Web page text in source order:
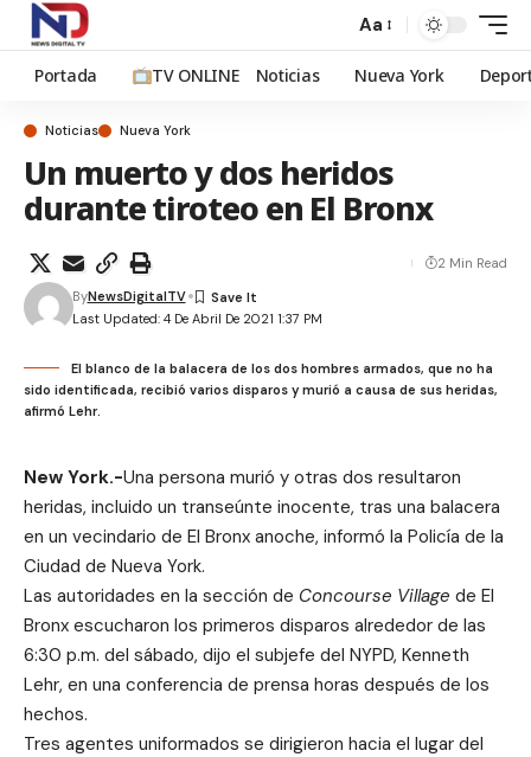
Aa
Portada TV ONLINE Noticias Nueva York
Noticias Nueva York
Un muerto y dos heridos
durante tiroteo en El Bronx
Last Updated: 4 De Abril De 2021 1:37 PM
ByNewsDigitalTV
2 Min Read
El blanco de la balacera de los dos hombres armados, que no ha
sido identificada, recibió varios disparos y murió a causa de sus heridas,
afirmó Lehr.
New York.-Una persona murió y otras dos resultaron
heridas, incluido un transeúnte inocente, tras una balacera
en un vecindario de El Bronx anoche, informó la Policía de la
Ciudad de Nueva York.
Las autoridades en la sección de Concourse Village de El
Bronx escucharon los primeros disparos alrededor de las
6:30 p.m. del sábado, dijo el subjefe del NYPD, Kenneth
Lehr, en una conferencia de prensa horas después de los
hechos.
Tres agentes uniformados se dirigieron hacia el lugar del